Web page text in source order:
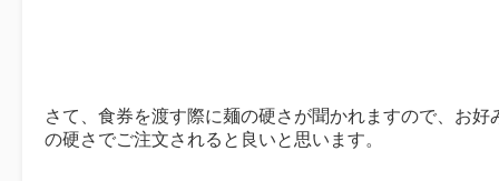
さて、食券を渡す際に麺の硬さが聞かれますので、お好
の硬さでご注文されると良いと思います。